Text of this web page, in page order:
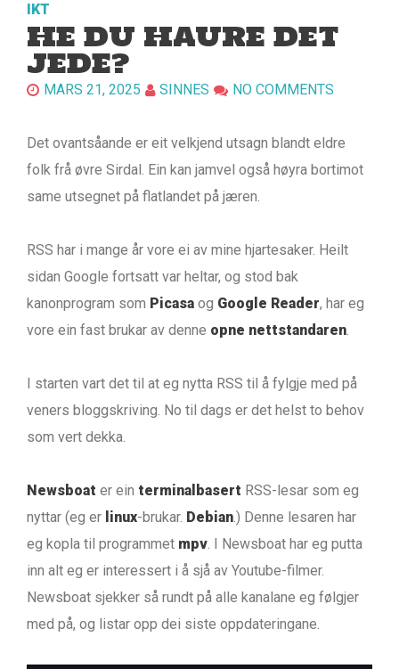
IKT
HE DU HAURE DET
JEDE?
MARS 21, 2025 SINNES NO COMMENTS
Det ovantsåande er eit velkjend utsagn blandt eldre
folk frå øvre Sirdal. Ein kan jamvel også høyra bortimot
same utsegnet på flatlandet på jæren.
RSS har i mange år vore ei av mine hjartesaker. Heilt
sidan Google fortsatt var heltar, og stod bak
kanonprogram som Picasa og Google Reader, har eg
vore ein fast brukar av denne opne nettstandaren.
I starten vart det til at eg nytta RSS til å fylgje med på
veners bloggskriving. No til dags er det helst to behov
som vert dekka.
Newsboat er ein terminalbasert RSS-lesar som eg
nyttar (eg er linux-brukar. Debian.) Denne lesaren har
eg kopla til programmet mpv. I Newsboat har eg putta
inn alt eg er interessert i å sjå av Youtube-filmer.
Newsboat sjekker så rundt på alle kanalane eg følgjer
med på, og listar opp dei siste oppdateringane.